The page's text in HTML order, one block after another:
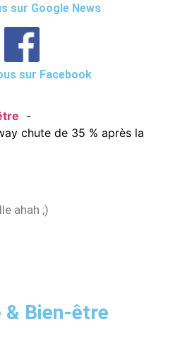
sur Google News
sur Facebook
chute de 35 % après la
ahah ;)
& Bien-être